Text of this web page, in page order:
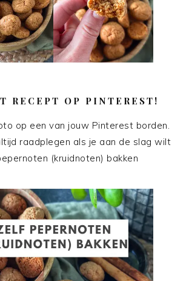
RECEPT OP PINTEREST!
op een van jouw Pinterest borden.
raadplegen als je aan de slag wilt
(kruidnoten) bakken